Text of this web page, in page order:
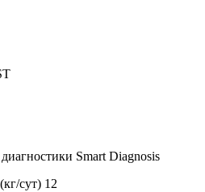
Smart Diagnosis
сут) 12